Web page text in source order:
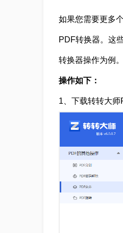
如果您需要更多
PDF转换器。这
转换器操作为例。
操作如下：
1、下载转转大师